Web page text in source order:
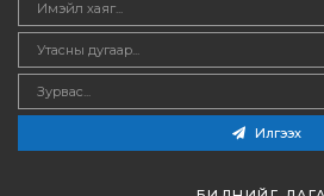
Илгээх